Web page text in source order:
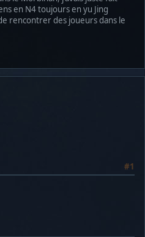
en N4 toujours en yu Jing
rencontrer des joueurs dans le
#1